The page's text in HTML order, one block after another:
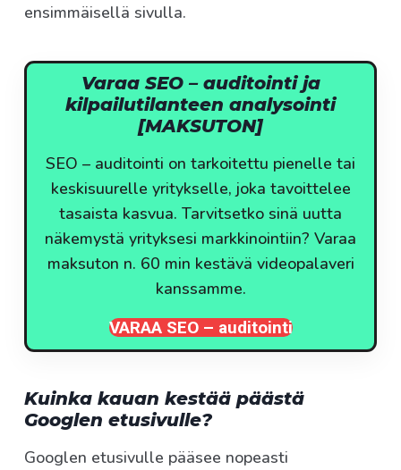
ensimmäisellä sivulla.
Varaa SEO – auditointi ja
kilpailutilanteen analysointi
[MAKSUTON]
SEO – auditointi on tarkoitettu pienelle tai
keskisuurelle yritykselle, joka tavoittelee
tasaista kasvua. Tarvitsetko sinä uutta
näkemystä yrityksesi markkinointiin? Varaa
maksuton n. 60 min kestävä videopalaveri
kanssamme.
VARAA SEO – auditointi
Kuinka kauan kestää päästä
Googlen etusivulle?
Googlen etusivulle pääsee nopeasti